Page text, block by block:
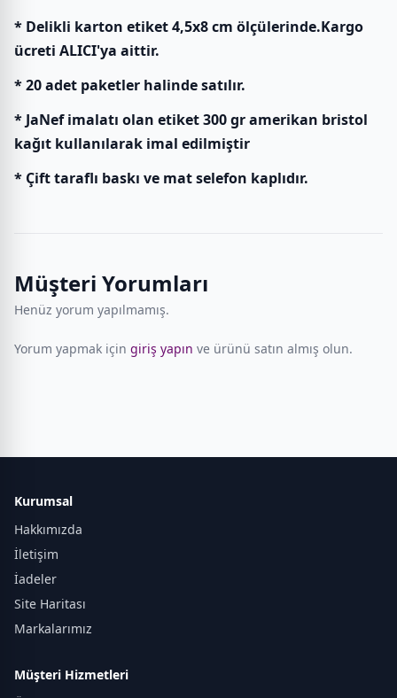
* Delikli karton etiket 4,5x8 cm ölçülerinde.Kargo
ücreti ALICI'ya aittir.
* 20 adet paketler halinde satılır.
* JaNef imalatı olan etiket 300 gr amerikan bristol
kağıt kullanılarak imal edilmiştir
* Çift taraflı baskı ve mat selefon kaplıdır.
Müşteri Yorumları
Henüz yorum yapılmamış.
Yorum yapmak için giriş yapın ve ürünü satın almış olun.
Kurumsal
Hakkımızda
İletişim
İadeler
Site Haritası
Markalarımız
Müşteri Hizmetleri